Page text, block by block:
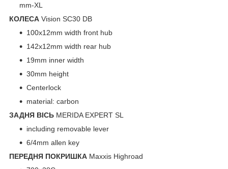
mm-XL
КОЛЕСА Vision SC30 DB
100x12mm width front hub
142x12mm width rear hub
19mm inner width
30mm height
Centerlock
material: carbon
ЗАДНЯ ВІСЬ MERIDA EXPERT SL
including removable lever
6/4mm allen key
ПЕРЕДНЯ ПОКРИШКА Maxxis Highroad